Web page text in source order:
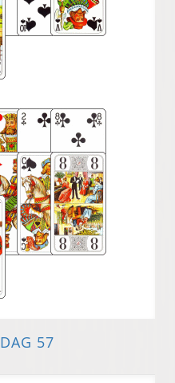
DAG 57